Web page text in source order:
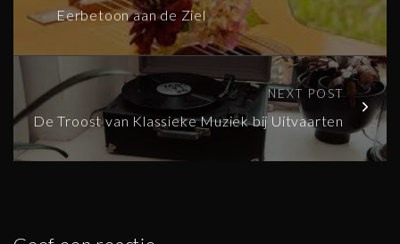
Eerbetoon aan de Ziel
NEXT POST
De Troost van Klassieke Muziek bij Uitvaarten